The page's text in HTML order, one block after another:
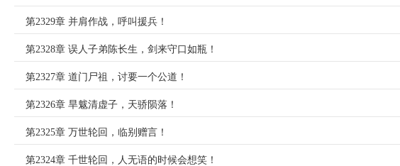
第2329章 并肩作战，呼叫援兵！
第2328章 误人子弟陈长生，剑来守口如瓶！
第2327章 道门尸祖，讨要一个公道！
第2326章 旱魃清虚子，天骄陨落！
第2325章 万世轮回，临别赠言！
第2324章 千世轮回，人无语的时候会想笑！